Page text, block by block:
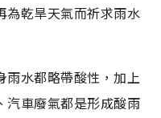
為乾旱天氣而祈求雨水
雨水都略帶酸性，加上
汽車廢氣都是形成酸雨